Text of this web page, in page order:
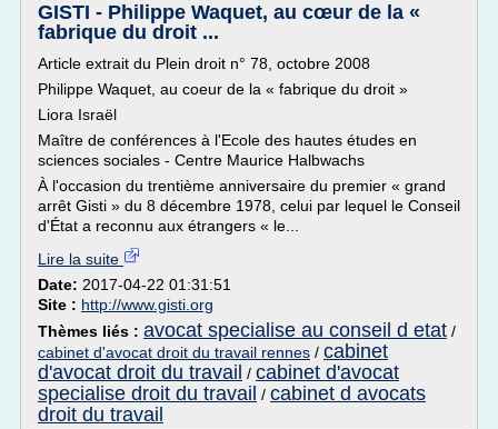
GISTI - Philippe Waquet, au cœur de la «
fabrique du droit ...
Article extrait du Plein droit n° 78, octobre 2008
Philippe Waquet, au coeur de la « fabrique du droit »
Liora Israël
Maître de conférences à l'Ecole des hautes études en
sciences sociales - Centre Maurice Halbwachs
À l'occasion du trentième anniversaire du premier « grand
arrêt Gisti » du 8 décembre 1978, celui par lequel le Conseil
d'État a reconnu aux étrangers « le...
Lire la suite
Date: 2017-04-22 01:31:51
Site : http://www.gisti.org
Thèmes liés : avocat specialise au conseil d etat /
cabinet d'avocat droit du travail rennes / cabinet
d'avocat droit du travail / cabinet d'avocat
specialise droit du travail / cabinet d avocats
droit du travail